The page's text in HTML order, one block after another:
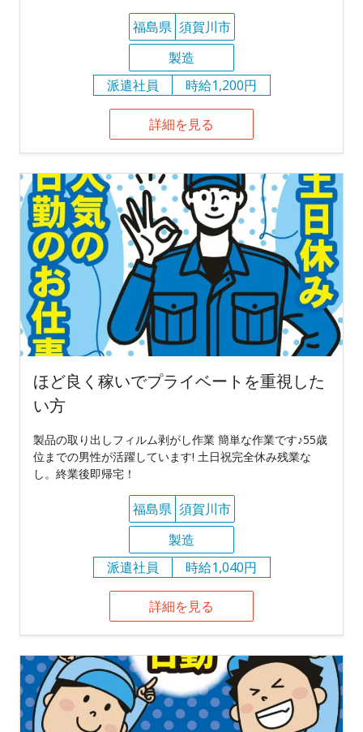
福島県 須賀川市
製造
派遣社員
時給1,200円
詳細を見る
ほど良く稼いでプライベートを重視した
い方
製品の取り出しフィルム剥がし作業 簡単な作業です♪55歳
位までの男性が活躍しています! 土日祝完全休み残業な
し。終業後即帰宅！
福島県 須賀川市
製造
派遣社員
時給1,040円
詳細を見る